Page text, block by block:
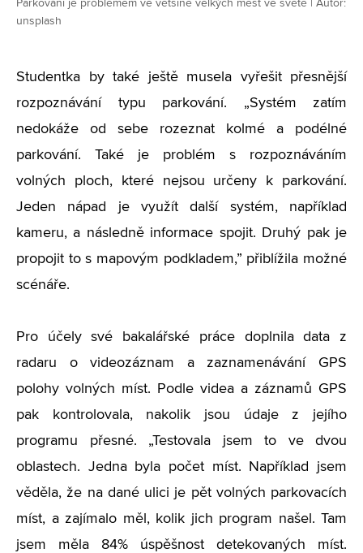
Parkování je problémem ve většině velkých měst ve světě | Autor:
unsplash
Studentka by také ještě musela vyřešit přesnější
rozpoznávání typu parkování. „Systém zatím
nedokáže od sebe rozeznat kolmé a podélné
parkování. Také je problém s rozpoznáváním
volných ploch, které nejsou určeny k parkování.
Jeden nápad je využít další systém, například
kameru, a následně informace spojit. Druhý pak je
propojit to s mapovým podkladem,” přiblížila možné
scénáře.
Pro účely své bakalářské práce doplnila data z
radaru o videozáznam a zaznamenávání GPS
polohy volných míst. Podle videa a záznamů GPS
pak kontrolovala, nakolik jsou údaje z jejího
programu přesné. „Testovala jsem to ve dvou
oblastech. Jedna byla počet míst. Například jsem
věděla, že na dané ulici je pět volných parkovacích
míst, a zajímalo měl, kolik jich program našel. Tam
jsem měla 84% úspěšnost detekovaných míst.